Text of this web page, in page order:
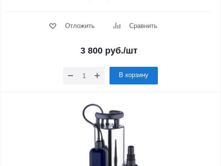
Отложить Сравнить
3 800руб./шт
В корзину